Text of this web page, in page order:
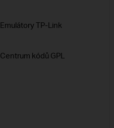
Emulátory TP-Link
Centrum kódů GPL